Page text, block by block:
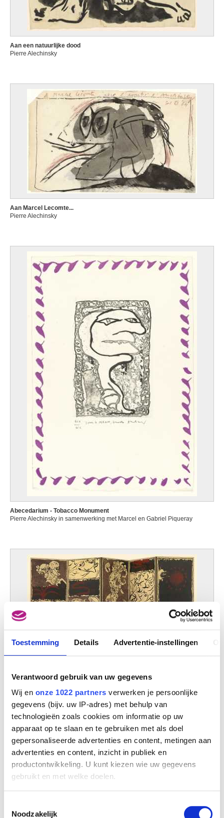
Toestemming Details Advertentie-instellingen
Verantwoord gebruik van uw gegevens
Wij en onze 1022 partners verwerken je persoonlijke
gegevens (bijv. uw IP-adres) met behulp van
technologieën zoals cookies om informatie op uw
apparaat op te slaan en te gebruiken met als doel
gepersonaliseerde advertenties en content, metingen aan
advertenties en content, inzicht in publiek en
productontwikkeling. U kunt kiezen wie uw gegevens
gebruikt en met welke doelen.
Informatie verzamelen over uw geografische
Noodzakelijk
Aan een natuurlijke dood
Pierre Alechinsky
Aan Marcel Lecomte...
Pierre Alechinsky
Abecedarium - Tobacco Monument
Pierre Alechinsky in samenwerking met Marcel en Gabriel Piqueray
Abrupte fabel
Pierre Alechinsky en Christian Dotremont